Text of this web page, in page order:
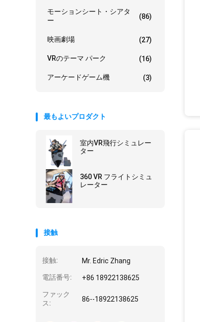
モーションシート・シアタ
ー
(86)
映画劇場 (27)
VRのテーマ パーク (16)
アーケードゲーム機 (3)
最もよいプロダクト
室内VR飛行シミュレー
ター
360 VR フライトシミュ
レーター
接触
接触: Mr. Edric Zhang
電話番号: +86 18922138625
ファック
ス:
86--18922138625